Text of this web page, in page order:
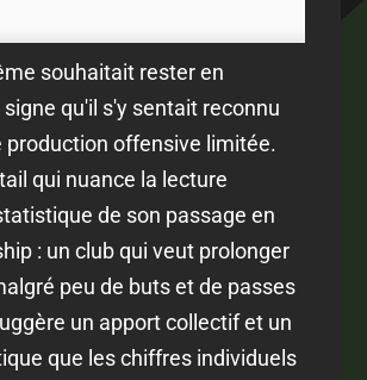
souhaitait rester en
qu'il s'y sentait reconnu
production offensive limitée.
qui nuance la lecture
de son passage en
: un club qui veut prolonger
peu de buts et de passes
un apport collectif et un
que les chiffres individuels